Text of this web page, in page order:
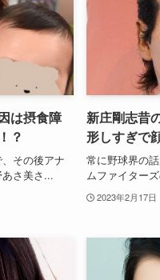
は摂食障
？
その後アナ
さ美さ...
新庄剛志昔
形しすぎで
常に野球界の
ムファイター
2023年2月17日